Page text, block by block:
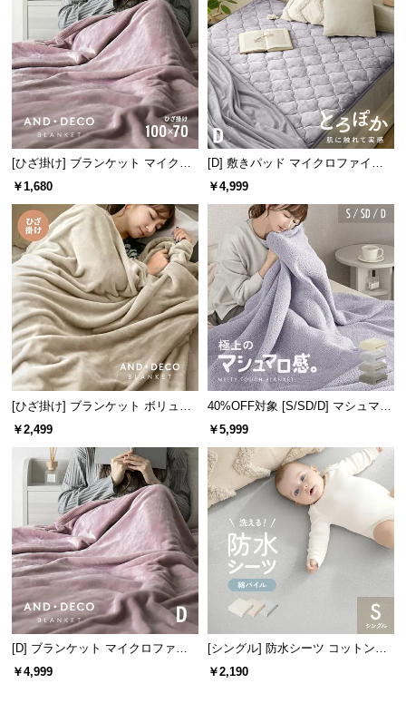
[ひざ掛け] ブランケット マイクロ
ファイバー
￥1,680
[D] 敷きパッド マイクロファイバ
ー
￥4,999
[ひざ掛け] ブランケット ボリュー
ムタイプ
￥2,499
40%OFF対象 [S/SD/D] マシュマロ
タッチブランケット
￥5,999
[D] ブランケット マイクロファイ
バー
￥4,999
[シングル] 防水シーツ コットンパ
イル
￥2,190